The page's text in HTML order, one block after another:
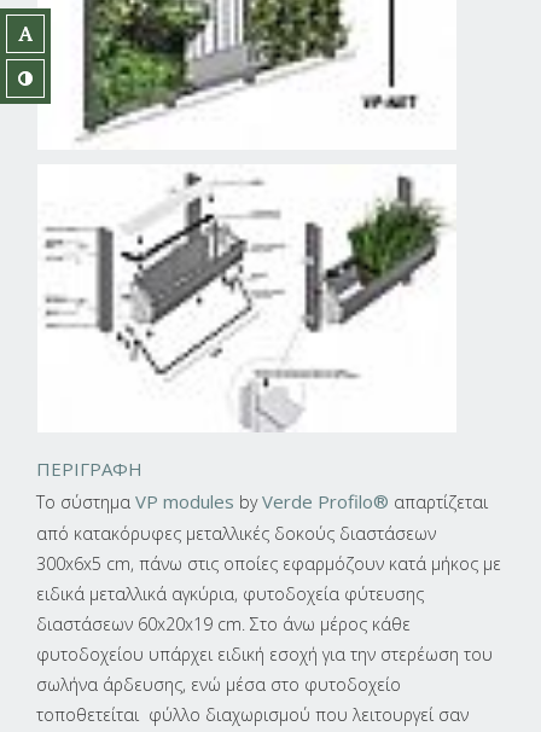
ΠΕΡΙΓΡΑΦΗ
Το σύστημα VP modules byVerde Profilo® απαρτίζεται
από κατακόρυφες μεταλλικές δοκούς διαστάσεων
300x6x5 cm, πάνω στις οποίες εφαρμόζουν κατά μήκος με
ειδικά μεταλλικά αγκύρια, φυτοδοχεία φύτευσης
διαστάσεων 60x20x19 cm. Στο άνω μέρος κάθε
φυτοδοχείου υπάρχει ειδική εσοχή για την στερέωση του
σωλήνα άρδευσης, ενώ μέσα στο φυτοδοχείο
τοποθετείται φύλλο διαχωρισμού που λειτουργεί σαν